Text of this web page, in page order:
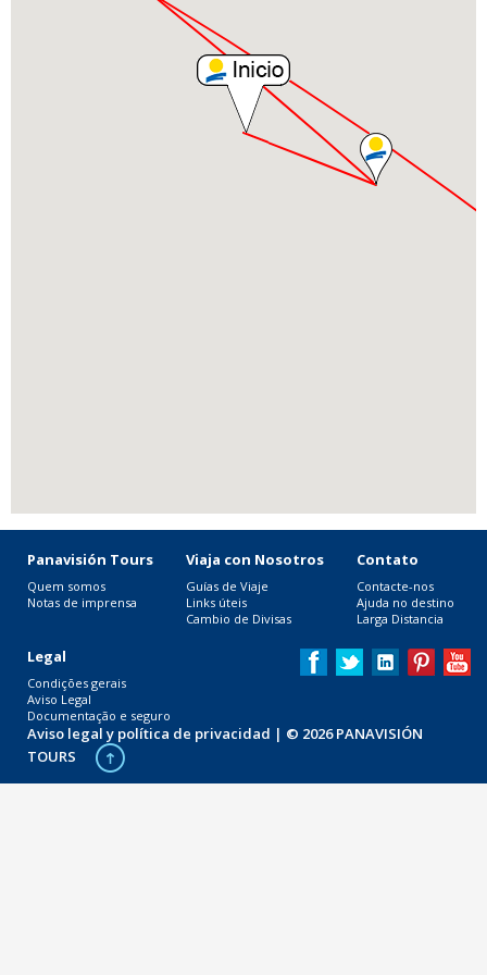
Panavisión Tours
Quem somos
Notas de imprensa
Viaja con Nosotros
Guías de Viaje
Links úteis
Cambio de Divisas
Contato
Contacte-nos
Ajuda no destino
Larga Distancia
Legal
Condições gerais
Aviso Legal
Documentação e seguro
Aviso legal y política de privacidad | © 2026 PANAVISIÓN
TOURS